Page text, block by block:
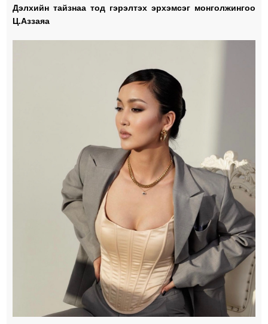
Дэлхийн тайзнаа тод гэрэлтэх эрхэмсэг монголжингоо
Ц.Аззаяа